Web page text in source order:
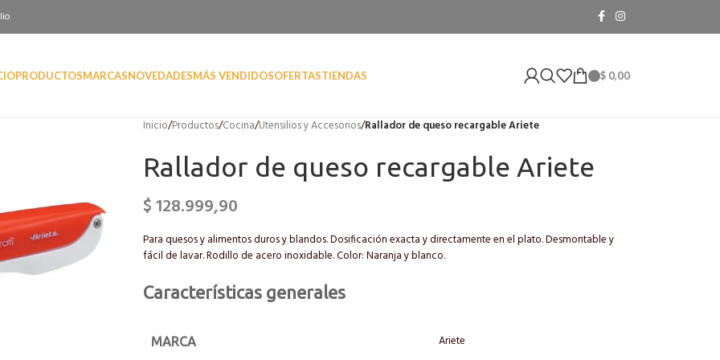
PRODUCTOSMARCASNOVEDADESMÁS VENDIDOSOFERTASTIENDAS $ 0,00
Inicio/Productos/Cocina/Utensilios y Accesorios/Rallador de queso recargable Ariete
Rallador de queso recargable Ariete
$128.999,90
Para quesos y alimentos duros y blandos. Dosificación exacta y directamente en el plato. Desmontable y
fácil de lavar. Rodillo de acero inoxidable. Color: Naranja y blanco.
Características generales
MARCA Ariete